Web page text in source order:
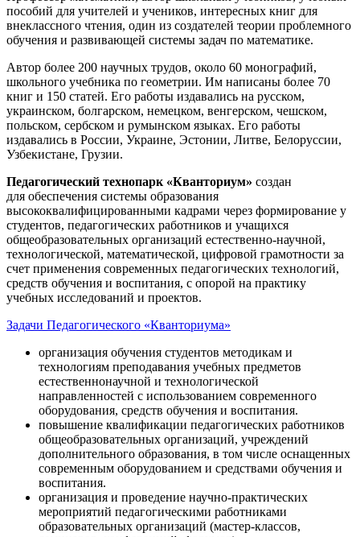
пособий для учителей и учеников, интересных книг для
внеклассного чтения, один из создателей теории проблемного
обучения и развивающей системы задач по математике.
Автор более 200 научных трудов, около 60 монографий,
школьного учебника по геометрии. Им написаны более 70
книг и 150 статей. Его работы издавались на русском,
украинском, болгарском, немецком, венгерском, чешском,
польском, сербском и румынском языках. Его работы
издавались в России, Украине, Эстонии, Литве, Белоруссии,
Узбекистане, Грузии.
Педагогический технопарк «Кванториум» создан
для обеспечения системы образования
высококвалифицированными кадрами через формирование у
студентов, педагогических работников и учащихся
общеобразовательных организаций естественно-научной,
технологической, математической, цифровой грамотности за
счет применения современных педагогических технологий,
средств обучения и воспитания, с опорой на практику
учебных исследований и проектов.
Задачи Педагогического «Кванториума»
организация обучения студентов методикам и
технологиям преподавания учебных предметов
естественнонаучной и технологической
направленностей с использованием современного
оборудования, средств обучения и воспитания.
повышение квалификации педагогических работников
общеобразовательных организаций, учреждений
дополнительного образования, в том числе оснащенных
современным оборудованием и средствами обучения и
воспитания.
организация и проведение научно-практических
мероприятий педагогическими работниками
образовательных организаций (мастер-классов,